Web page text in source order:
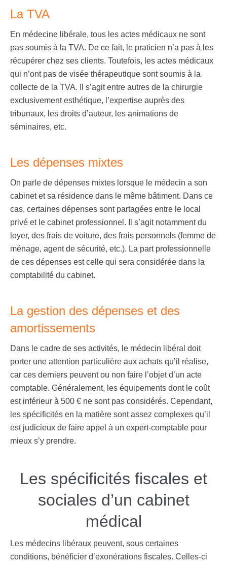
La TVA
En médecine libérale, tous les actes médicaux ne sont
pas soumis à la TVA. De ce fait, le praticien n’a pas à les
récupérer chez ses clients. Toutefois, les actes médicaux
qui n’ont pas de visée thérapeutique sont soumis à la
collecte de la TVA. Il s’agit entre autres de la chirurgie
exclusivement esthétique, l’expertise auprès des
tribunaux, les droits d’auteur, les animations de
séminaires, etc.
Les dépenses mixtes
On parle de dépenses mixtes lorsque le médecin a son
cabinet et sa résidence dans le même bâtiment. Dans ce
cas, certaines dépenses sont partagées entre le local
privé et le cabinet professionnel. Il s’agit notamment du
loyer, des frais de voiture, des frais personnels (femme de
ménage, agent de sécurité, etc.). La part professionnelle
de ces dépenses est celle qui sera considérée dans la
comptabilité du cabinet.
La gestion des dépenses et des
amortissements
Dans le cadre de ses activités, le médecin libéral doit
porter une attention particulière aux achats qu’il réalise,
car ces derniers peuvent ou non faire l’objet d’un acte
comptable. Généralement, les équipements dont le coût
est inférieur à 500 € ne sont pas considérés. Cependant,
les spécificités en la matière sont assez complexes qu’il
est judicieux de faire appel à un expert-comptable pour
mieux s’y prendre.
Les spécificités fiscales et
sociales d’un cabinet
médical
Les médecins libéraux peuvent, sous certaines
conditions, bénéficier d’exonérations fiscales. Celles-ci